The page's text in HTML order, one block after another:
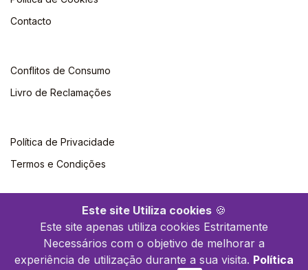
Este site Utiliza cookies 🍪
Este site apenas utiliza cookies Estritamente
Necessários com o objetivo de melhorar a
experiência de utilização durante a sua visita. Política
Contacto
Conflitos de Consumo
Livro de Reclamações
Política de Privacidade
Termos e Condições
©2026 Polytechnica. Todos os direitos reservados